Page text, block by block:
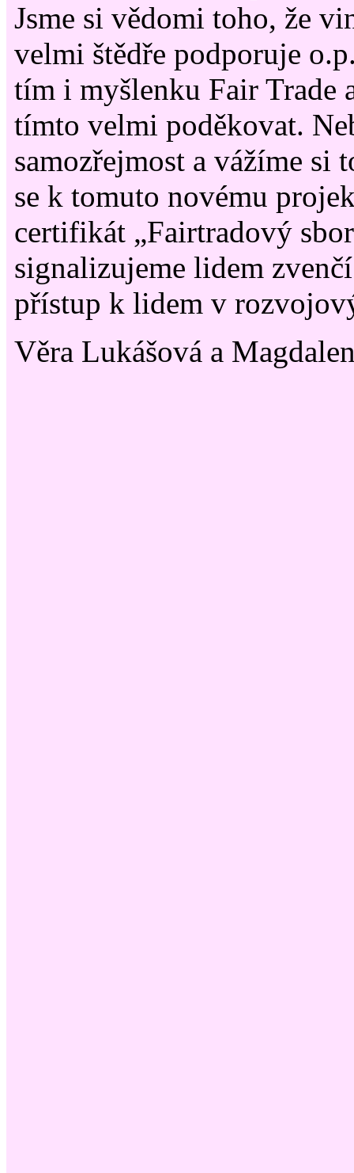
Jsme si vědomi toho, že
velmi štědře podporuje
tím i myšlenku Fair Trade
tímto velmi poděkovat.
samozřejmost a vážíme si
se k tomuto novému
certifikát „Fairtradový
signalizujeme lidem
přístup k lidem v
Věra Lukášová a